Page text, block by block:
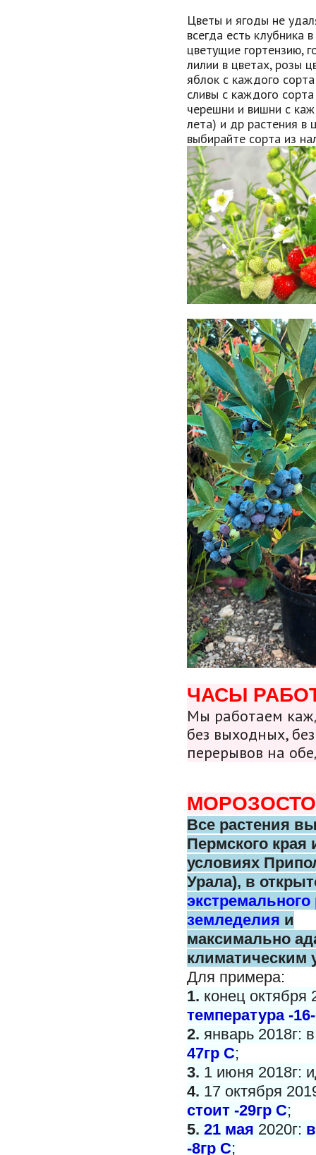
Цветы и ягоды не
всегда есть клубника
цветущие гортензию,
лилии в цветах, розы
яблок с каждого
сливы с каждого
черешни и вишни с
лета) и др растения в
выбирайте сорта из
ЧАСЫ
Мы работаем
без выходных,
перерывов на
Все растения
Пермского края
условиях
Урала), в
экстремального
земледелия и
максимально
климатическим
Для примера:
1. конец октября
температура -
2. январь 2018г:
47гр С;
3. 1 июня 2018г:
4. 17 октября
стоит -29гр С;
5. 21 мая 2020г:
-8гр С;